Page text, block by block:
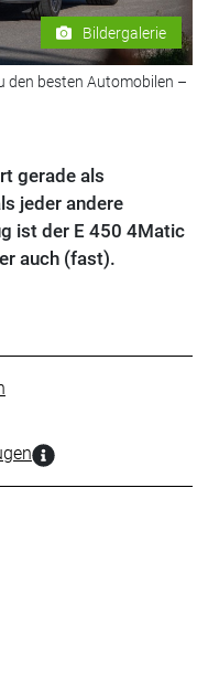
Bildergalerie
den besten Automobilen –
gerade als
jeder andere
ist der E 450 4Matic
auch (fast).